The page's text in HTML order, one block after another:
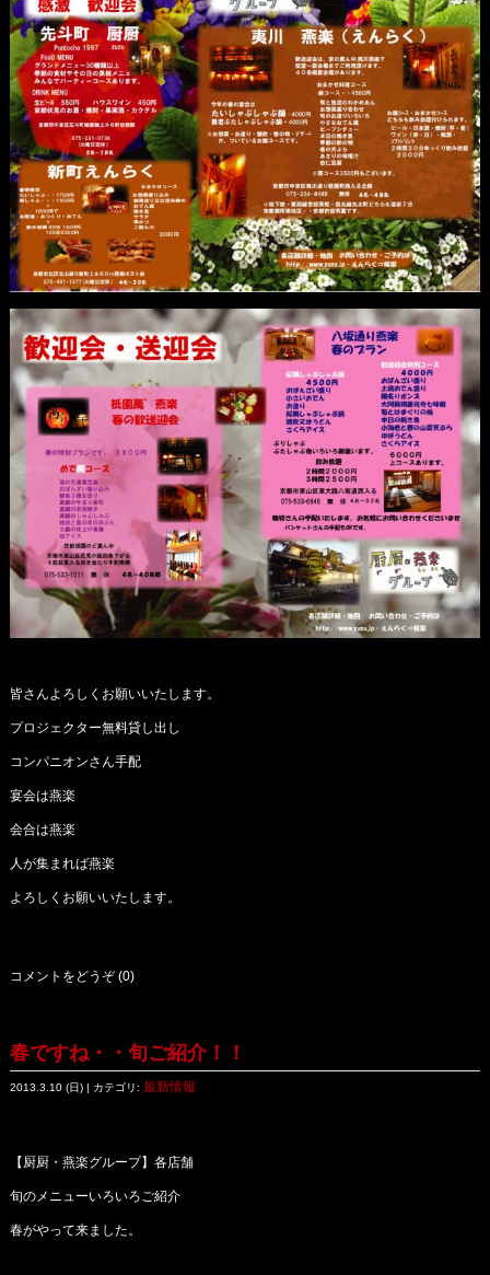
皆さんよろしくお願いいたします。
プロジェクター無料貸し出し
コンパニオンさん手配
宴会は燕楽
会合は燕楽
人が集まれば燕楽
よろしくお願いいたします。
コメントをどうぞ (0)
春ですね・・旬ご紹介！！
2013.3.10 (日) | カテゴリ: 最新情報
【厨厨・燕楽グループ】各店舗
旬のメニューいろいろご紹介
春がやって来ました。